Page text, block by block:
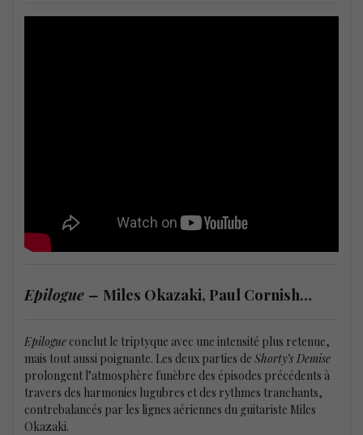
Epilogue – Miles Okazaki, Paul Cornish…
Epilogue conclut le triptyque avec une intensité plus retenue,
mais tout aussi poignante. Les deux parties de Shorty’s Demise
prolongent l’atmosphère funèbre des épisodes précédents à
travers des harmonies lugubres et des rythmes tranchants,
contrebalancés par les lignes aériennes du guitariste Miles
Okazaki.